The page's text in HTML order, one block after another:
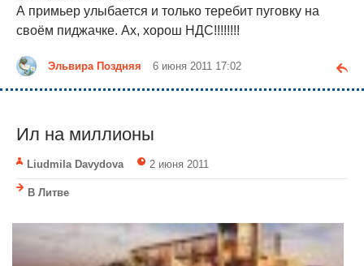
А примьер улыбается и только теребит пуговку на
своём пиджачке. Ах, хорош НДС!!!!!!!!
Эльвира Поздняя 6 июня 2011 17:02
Ил на миллионы
Liudmila Davydova 2 июня 2011
В Литве